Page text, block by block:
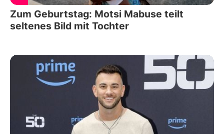
Zum Geburtstag: Motsi Mabuse teilt
seltenes Bild mit Tochter